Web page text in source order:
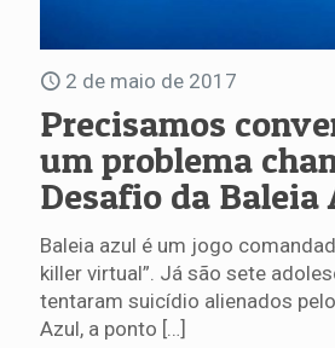
2 de maio de 2017
Precisamos
um problema
Desafio da Baleia
Baleia azul é um jogo
killer virtual”. Já são sete
tentaram suicídio alienados
Azul, a ponto […]